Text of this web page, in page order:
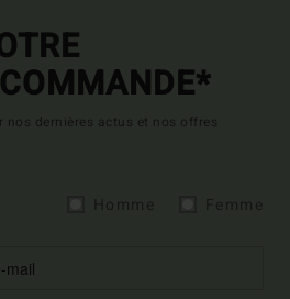
nos dernières actus et nos offres